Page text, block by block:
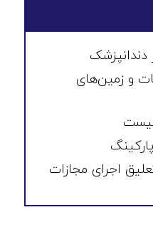
و زمین‌های
اجرای مجازات